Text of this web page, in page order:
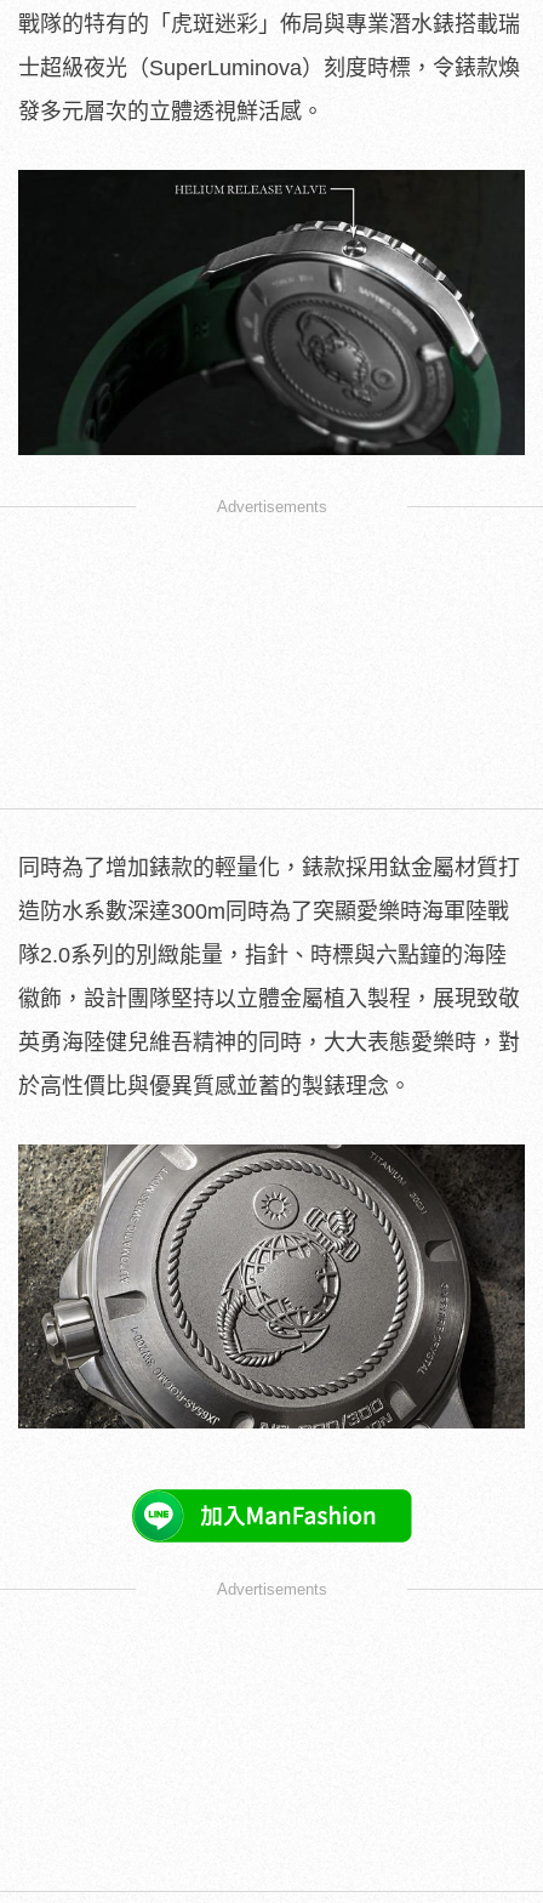
戰隊的特有的「虎斑迷彩」佈局與專業潛水錶搭載瑞
士超級夜光（SuperLuminova）刻度時標，令錶款煥
發多元層次的立體透視鮮活感。
Advertisements
同時為了增加錶款的輕量化，錶款採用鈦金屬材質打
造防水系數深達300m同時為了突顯愛樂時海軍陸戰
隊2.0系列的別緻能量，指針、時標與六點鐘的海陸
徽飾，設計團隊堅持以立體金屬植入製程，展現致敬
英勇海陸健兒維吾精神的同時，大大表態愛樂時，對
於高性價比與優異質感並蓄的製錶理念。
Advertisements